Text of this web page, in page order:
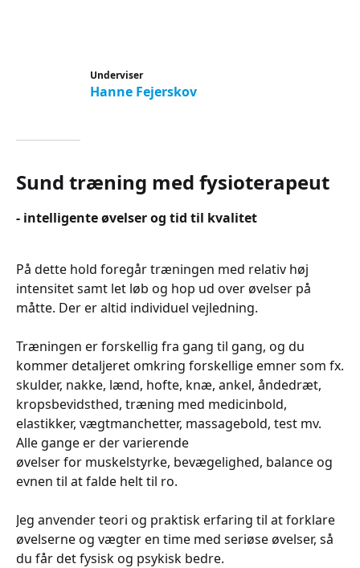
Underviser
Hanne Fejerskov
Sund træning med fysioterapeut
- intelligente øvelser og tid til kvalitet
På dette hold foregår træningen med relativ høj
intensitet samt let løb og hop ud over øvelser på
måtte. Der er altid individuel vejledning.
Træningen er forskellig fra gang til gang, og du
kommer detaljeret omkring forskellige emner som fx.
skulder, nakke, lænd, hofte, knæ, ankel, åndedræt,
kropsbevidsthed, træning med medicinbold,
elastikker, vægtmanchetter, massagebold, test mv.
Alle gange er der varierende
øvelser for muskelstyrke, bevægelighed, balance og
evnen til at falde helt til ro.
Jeg anvender teori og praktisk erfaring til at forklare
øvelserne og vægter en time med seriøse øvelser, så
du får det fysisk og psykisk bedre.